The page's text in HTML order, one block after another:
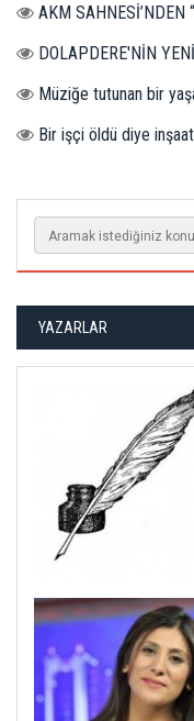
AKM SAHNESİ’NDEN
DOLAPDERE'NİN
Müziğe tutunan bir
Bir işçi öldü diye
YAZARLAR